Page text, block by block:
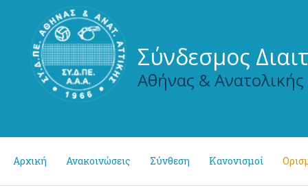
Σύνδεσμος
Αθήνας & Ανατολικής
Αρχική Ανακοινώσεις Σύνθεση Κανονισμοί